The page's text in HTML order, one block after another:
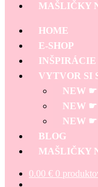
MAŠLIČKY
HOME
E-SHOP
INŠPIRÁCIE
VYTVOR SI
NEW ☛
NEW ☛
NEW ☛
BLOG
MAŠLIČKY
0.00 € 0